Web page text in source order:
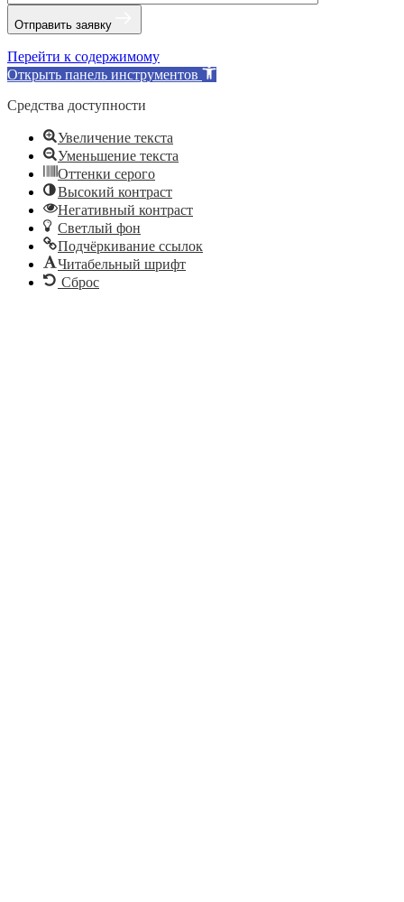
Отправить заявку
Перейти к содержимому
Открыть панель инструментов
Средства доступности
Увеличение текста
Уменьшение текста
Оттенки серого
Высокий контраст
Негативный контраст
Светлый фон
Подчёркивание ссылок
Читабельный шрифт
Сброс